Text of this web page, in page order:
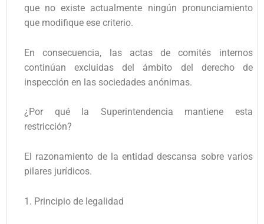
que no existe actualmente ningún pronunciamiento
que modifique ese criterio.
En consecuencia, las actas de comités internos
continúan excluidas del ámbito del derecho de
inspección en las sociedades anónimas.
¿Por qué la Superintendencia mantiene esta
restricción?
El razonamiento de la entidad descansa sobre varios
pilares jurídicos.
1. Principio de legalidad